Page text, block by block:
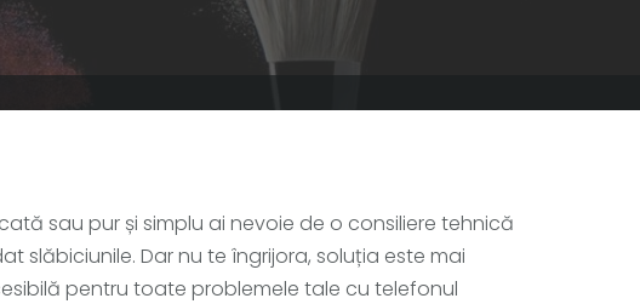
sau pur și simplu ai nevoie de o consiliere tehnică
slăbiciunile. Dar nu te îngrijora, soluția este mai
pentru toate problemele tale cu telefonul